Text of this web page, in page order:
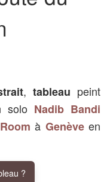
,tableau peint
solo Nadib Bandi
à Genèveen
?